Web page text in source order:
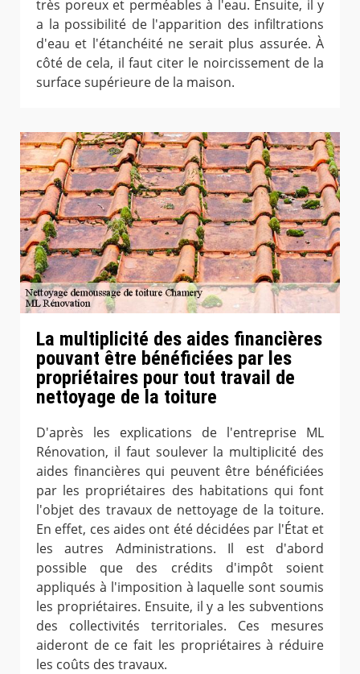
très poreux et perméables à l'eau. Ensuite, il y
a la possibilité de l'apparition des infiltrations
d'eau et l'étanchéité ne serait plus assurée. À
côté de cela, il faut citer le noircissement de la
surface supérieure de la maison.
La multiplicité des aides financières
pouvant être bénéficiées par les
propriétaires pour tout travail de
nettoyage de la toiture
D'après les explications de l'entreprise ML
Rénovation, il faut soulever la multiplicité des
aides financières qui peuvent être bénéficiées
par les propriétaires des habitations qui font
l'objet des travaux de nettoyage de la toiture.
En effet, ces aides ont été décidées par l'État et
les autres Administrations. Il est d'abord
possible que des crédits d'impôt soient
appliqués à l'imposition à laquelle sont soumis
les propriétaires. Ensuite, il y a les subventions
des collectivités territoriales. Ces mesures
aideront de ce fait les propriétaires à réduire
les coûts des travaux.